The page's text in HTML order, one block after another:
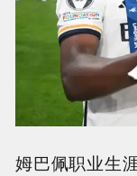
姆巴佩职业生